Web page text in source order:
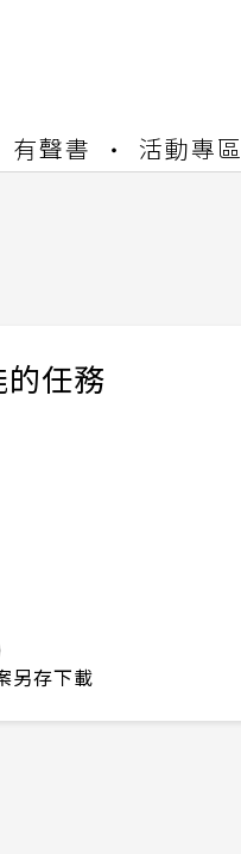
有聲書 活動專區
讀服務
讀服務
任務
另存下載